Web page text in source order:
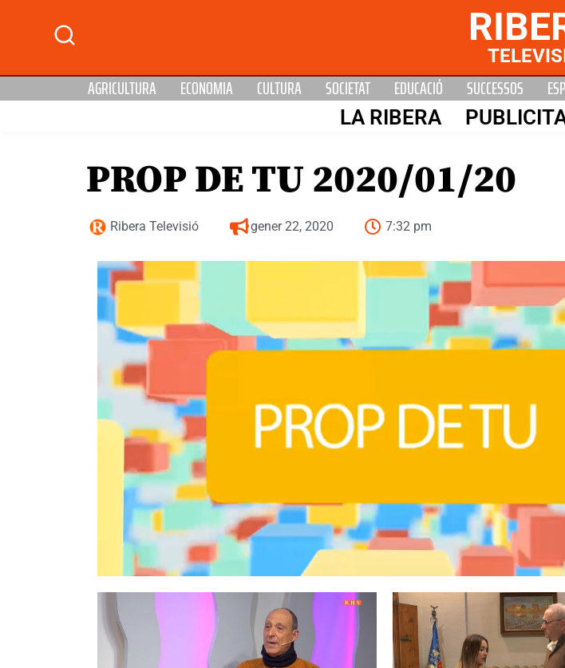
AGRICULTURA ECONOMIA CULTURA SOCIETAT EDUCACIÓ SUCCESSOS
LA RIBERA
PROP DE TU 2020/01/20
Ribera Televisió gener 22, 2020 7:32 pm